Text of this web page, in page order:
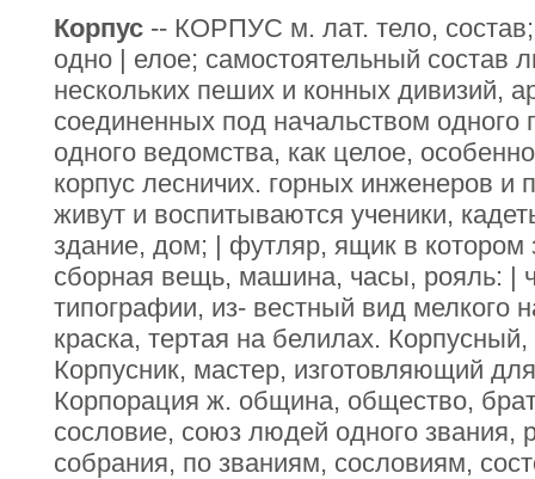
Корпус -- КОРПУС м. лат. тело,
одно | елое; самостоятельный состав
нескольких пеших и конных дивизий,
соединенных под начальством
одного ведомства, как целое,
корпус лесничих. горных инженеров и
живут и воспитываются ученики,
здание, дом; | футляр, ящик в котором
сборная вещь, машина, часы, рояль: |
типографии, из- вестный вид мелкого
краска, тертая на белилах.
Корпусник, мастер, изготовляющий
Корпорация ж. община, общество,
сословие, союз людей одного звания,
собрания, по званиям, сословиям,